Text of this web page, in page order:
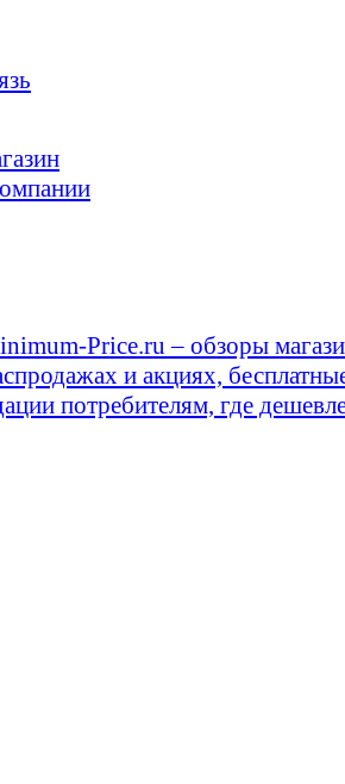
Price.ru – обзоры
и акциях,
потребителям, где